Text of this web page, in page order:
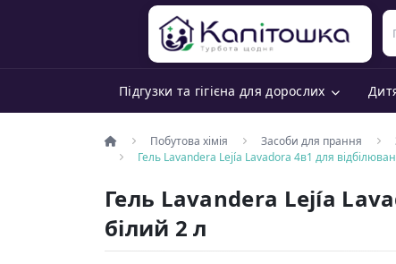
Підгузки та гігієна для дорослих
Побутова хімія Засоби для прання
Гель Lavandera Lejía Lavadora 4в1 для
Гель Lavandera Lejía
білий 2 л